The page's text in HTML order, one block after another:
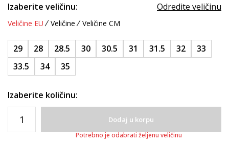
Izaberite veličinu: Odredite veličinu
Veličine EU Veličine Veličine CM
29 28 28.5 30 30.5 31 31.5 32
33
33.5
34 35
Izaberite količinu:
Dodaj u korpu
Potrebno je odabrati željenu veličinu